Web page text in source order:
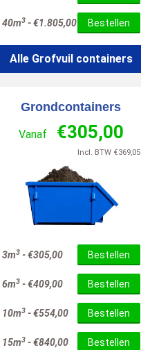
40m3-€1.805,00 Bestellen
Alle Grofvuil containers
Grondcontainers
Vanaf €305,00
Incl. BTW €369,05
3m3-€305,00 Bestellen
6m3-€409,00 Bestellen
10m3-€554,00 Bestellen
15m3-€840,00 Bestellen